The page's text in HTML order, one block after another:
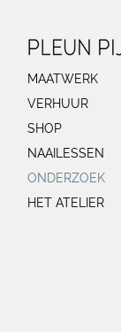
MAATWERK
VERHUUR
SHOP
NAAILESSEN
ONDERZOEK
HET ATELIER